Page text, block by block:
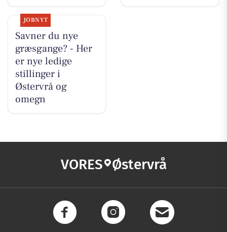
JOBNYT
Savner du nye
græsgange? - Her
er nye ledige
stillinger i
Østervrå og
omegn
VORES Østervrå